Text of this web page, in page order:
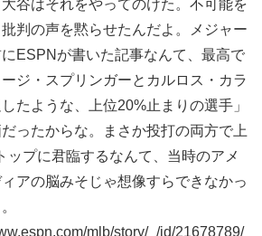
谷はそれをやってのけた。不可能を
判の声を黙らせたんだよ。メジャー
ESPNが書いた記事なんて、最高で
ージ・スプリンガーとカルロス・カラ
たような、上位20%止まりの選手」
ったからな。まさか投打の両方で上
ップに君臨するなんて、当時のアメ
ィアの脳みそじゃ想像すらできなかっ
mlb/story/_/id/21678789/